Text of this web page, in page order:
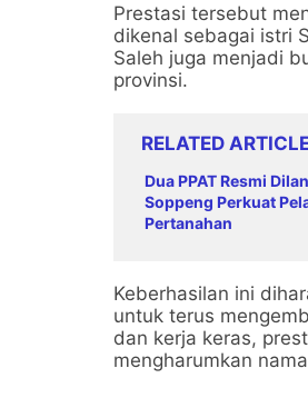
Prestasi tersebut
dikenal sebagai istri
Saleh juga menjadi
provinsi.
RELATED
Dua PPAT Resmi
Soppeng Perkuat
Pertanahan
Keberhasilan ini
untuk terus
dan kerja keras,
mengharumkan